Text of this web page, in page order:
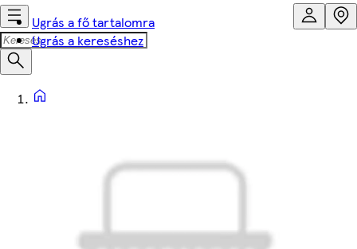
Ugrás a fő tartalomra
Ugrás a kereséshez